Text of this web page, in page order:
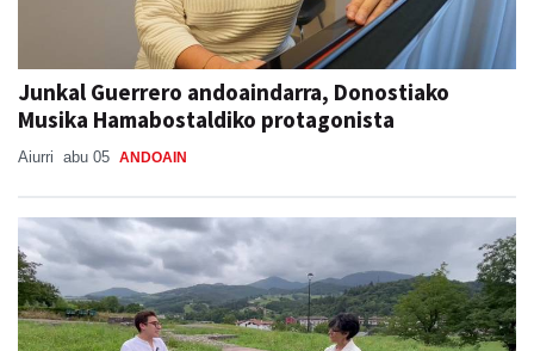
Junkal Guerrero andoaindarra, Donostiako
Musika Hamabostaldiko protagonista
Aiurri abu 05 ANDOAIN